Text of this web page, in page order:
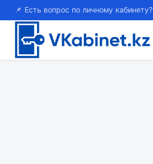
📌 Есть вопрос по личному кабинету?